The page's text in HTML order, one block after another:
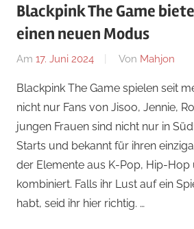
Blackpink The Game
einen neuen Modus
Am 17. Juni 2024 Von Mahjon
Blackpink The Game spielen seit
nicht nur Fans von Jisoo, Jennie,
jungen Frauen sind nicht nur in
Starts und bekannt für ihren
der Elemente aus K-Pop, Hip-Hop
kombiniert. Falls ihr Lust auf ein
habt, seid ihr hier richtig. …